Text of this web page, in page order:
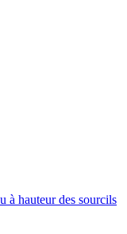
à hauteur des sourcils